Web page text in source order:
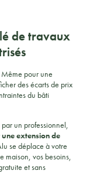
de travaux
pour une
des écarts de prix
du bâti
un professionnel,
extension de
se déplace à votre
maison, vos besoins,
et sans